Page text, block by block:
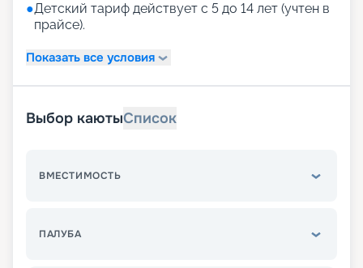
●Детский тариф действует с 5 до 14 лет (учтен в
прайсе).
Показать все условия
Выбор каютыСписок
ВМЕСТИМОСТЬ
ПАЛУБА